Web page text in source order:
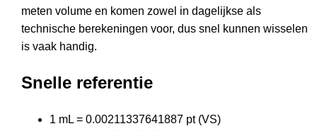
meten volume en komen zowel in dagelijkse als
technische berekeningen voor, dus snel kunnen wisselen
is vaak handig.
Snelle referentie
1 mL = 0.00211337641887 pt (VS)